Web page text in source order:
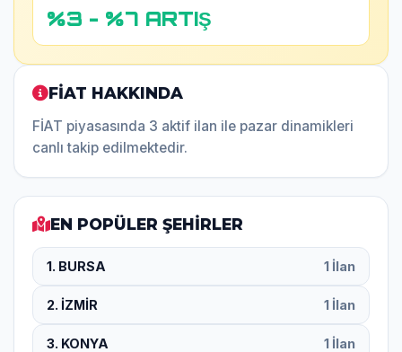
%3 - %7 ARTIŞ
FİAT HAKKINDA
FİAT piyasasında 3 aktif ilan ile pazar dinamikleri
canlı takip edilmektedir.
EN POPÜLER ŞEHİRLER
1. BURSA 1 İlan
2. İZMİR 1 İlan
3. KONYA 1 İlan